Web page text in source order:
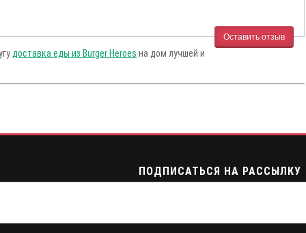
Оставить отзыв
доставка еды из Burger Heroes на дом лучшей и
ПОДПИСАТЬСЯ НА РАССЫЛКУ